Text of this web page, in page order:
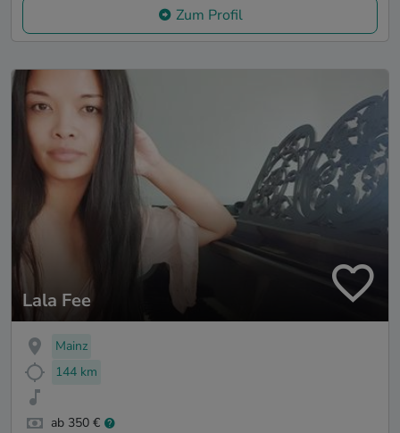
Zum Profil
Lala Fee
Mainz
144 km
ab 350 €